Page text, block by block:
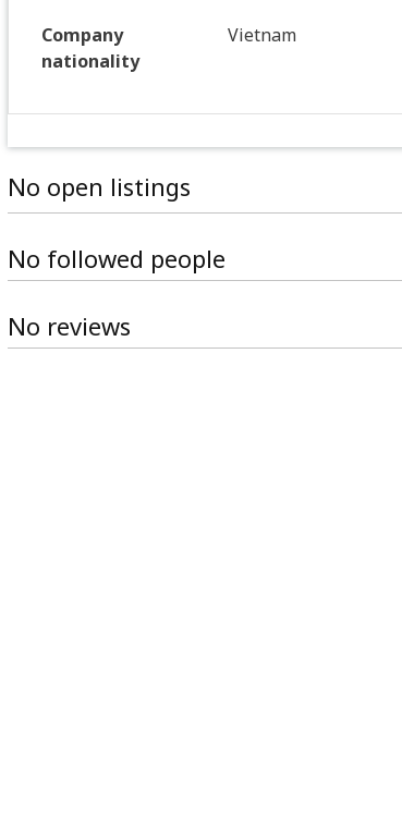
Company
nationality
Vietnam
No open listings
No followed people
No reviews